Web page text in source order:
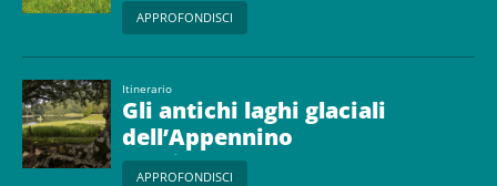
APPROFONDISCI
Itinerario
Gli antichi laghi glaciali
dell’Appennino
reggiano
APPROFONDISCI